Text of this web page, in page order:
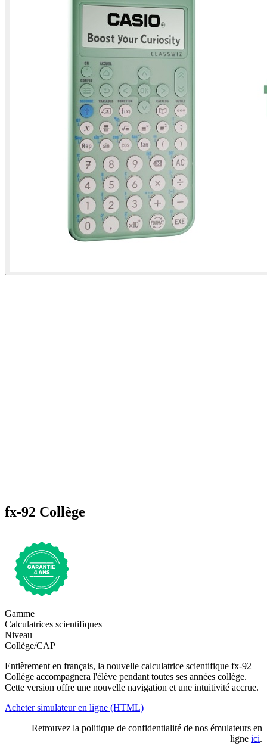
fx-92 Collège
Gamme
Calculatrices scientifiques
Niveau
Collège/CAP
Entièrement en français, la nouvelle calculatrice scientifique fx-92
Collège accompagnera l'élève pendant toutes ses années collège.
Cette version offre une nouvelle navigation et une intuitivité accrue.
Achetersimulateur en ligne (HTML)
Retrouvez la politique de confidentialité de nos émulateurs en
ligne ici.